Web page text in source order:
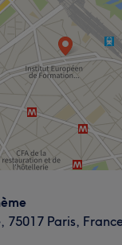
75017 Paris,